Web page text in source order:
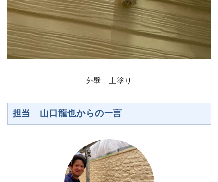
外壁 上塗り
担当 山口龍也からの一言